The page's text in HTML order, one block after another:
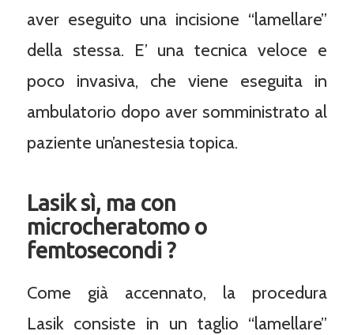
aver eseguito una incisione “lamellare”
della stessa. E’ una tecnica veloce e
poco invasiva, che viene eseguita in
ambulatorio dopo aver somministrato al
paziente un’anestesia topica.
Lasik sì, ma con
microcheratomo o
femtosecondi ?
Come già accennato, la procedura
Lasik consiste in un taglio “lamellare”